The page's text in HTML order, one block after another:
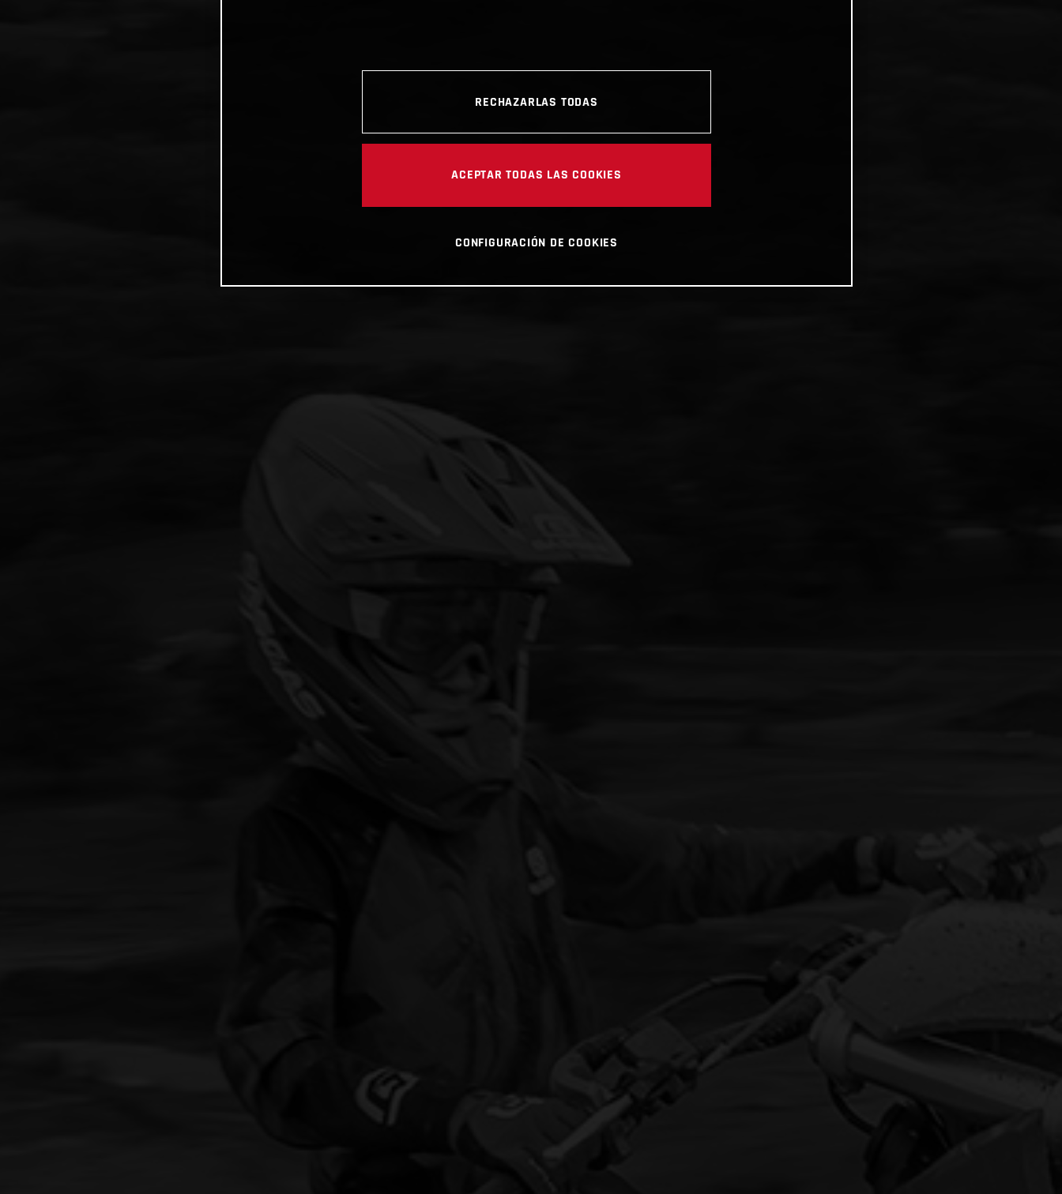
RECHAZARLAS TODAS
ACEPTAR TODAS LAS COOKIES
CONFIGURACIÓN DE COOKIES